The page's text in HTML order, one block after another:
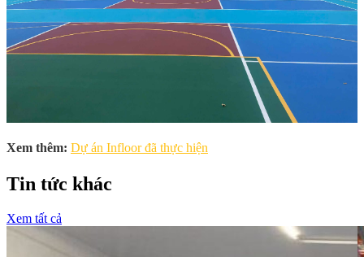
Xem thêm: Dự án Infloor đã thực hiện
Tin tức khác
Xem tất cả